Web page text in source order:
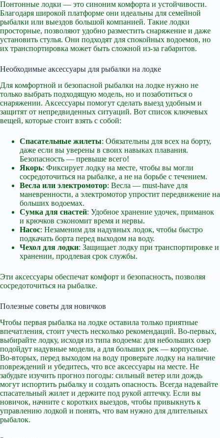
Понтонные лодки — это синоним комфорта и устойчивости.
Благодаря широкой платформе они идеальны для семейной
рыбалки или выездов большой компанией. Такие лодки
просторные, позволяют удобно разместить снаряжение и даже
установить стулья. Они подходят для спокойных водоемов, но
их транспортировка может быть сложной из-за габаритов.
Необходимые аксессуары для рыбалки на лодке
Для комфортной и безопасной рыбалки на лодке нужно не
только выбрать подходящую модель, но и позаботиться о
снаряжении. Аксессуары помогут сделать выезд удобным и
защитят от непредвиденных ситуаций. Вот список ключевых
вещей, которые стоит взять с собой:
Спасательные жилеты: Обязательны для всех на борту,
даже если вы уверены в своих навыках плавания.
Безопасность — превыше всего!
Якорь: Фиксирует лодку на месте, чтобы вы могли
сосредоточиться на рыбалке, а не на борьбе с течением.
Весла или электромотор: Весла — must-have для
маневренности, а электромотор упростит передвижение на
больших водоемах.
Сумка для снастей: Удобное хранение удочек, приманок
и крючков сэкономит время и нервы.
Насос: Незаменим для надувных лодок, чтобы быстро
подкачать борта перед выходом на воду.
Чехол для лодки: Защищает лодку при транспортировке и
хранении, продлевая срок службы.
Эти аксессуары обеспечат комфорт и безопасность, позволяя
сосредоточиться на рыбалке.
Полезные советы для новичков
Чтобы первая рыбалка на лодке оставила только приятные
впечатления, стоит учесть несколько рекомендаций. Во-первых,
выбирайте лодку, исходя из типа водоема: для небольших озер
подойдут надувные модели, а для больших рек — корпусные.
Во-вторых, перед выходом на воду проверьте лодку на наличие
повреждений и убедитесь, что все аксессуары на месте. Не
забудьте изучить прогноз погоды: сильный ветер или дождь
могут испортить рыбалку и создать опасность. Всегда надевайте
спасательный жилет и держите под рукой аптечку. Если вы
новичок, начните с коротких выездов, чтобы привыкнуть к
управлению лодкой и понять, что вам нужно для длительных
рыбалок.